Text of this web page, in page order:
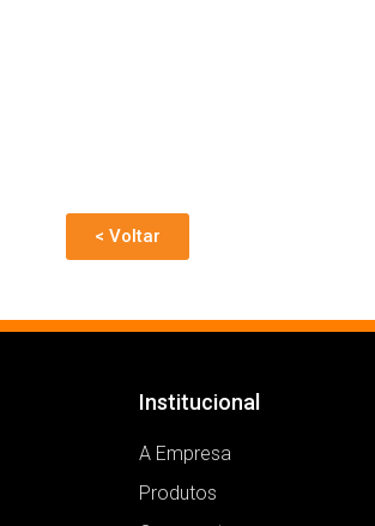
< Voltar
Institucional
A Empresa
Produtos